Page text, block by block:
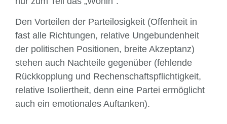
Den Vorteilen der Parteilosigkeit (Offenheit in
fast alle Richtungen, relative Unge­bun­denheit
der politischen Positionen, breite Akzeptanz)
stehen auch Nachteile gegen­über (fehlende
Rückkopplung und Rechenschaftspflichtigkeit,
relative Isoliert­heit, denn eine Partei ermöglicht
auch ein emotionales Auftanken).